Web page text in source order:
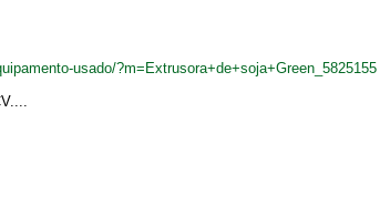
usado/?m=Extrusora+de+soja+Green_5825155